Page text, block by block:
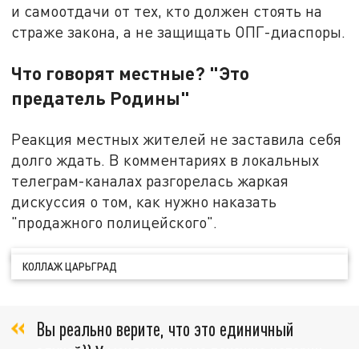
и самоотдачи от тех, кто должен стоять на
страже закона, а не защищать ОПГ-диаспоры.
Что говорят местные? "Это
предатель Родины"
Реакция местных жителей не заставила себя
долго ждать. В комментариях в локальных
телеграм-каналах разгорелась жаркая
дискуссия о том, как нужно наказать
"продажного полицейского".
КОЛЛАЖ ЦАРЬГРАД
Вы реально верите, что это единичный